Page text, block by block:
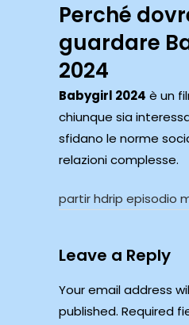
Perché
guardare
2024
Babygirl 2024 è un
chiunque sia
sfidano le norme
relazioni complesse.
partir hdrip episodio
Leave a Reply
Your email address
published. Required